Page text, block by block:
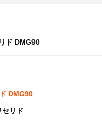
ド DMG90
DMG90
リド